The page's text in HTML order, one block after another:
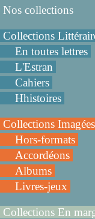
Nos collections
Collections
En toutes lettres
L'Estran
Cahiers
Hhistoires
Collections Imagées
Hors-formats
Accordéons
Albums
Livres-jeux
Collections En